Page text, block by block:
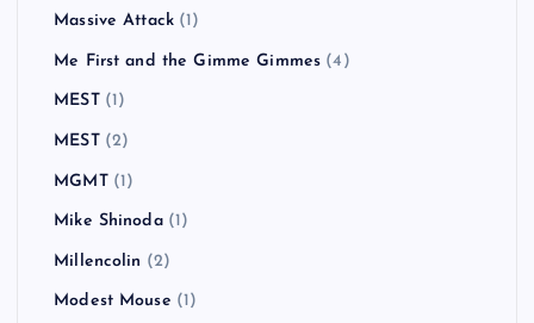
Massive Attack (1)
Me First and the Gimme Gimmes (4)
MEST(1)
MEST(2)
MGMT(1)
Mike Shinoda(1)
Millencolin (2)
Modest Mouse (1)